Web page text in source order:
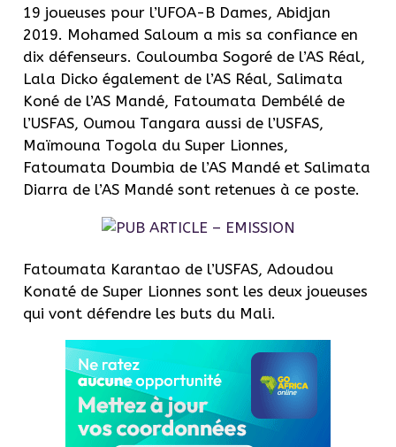
19 joueuses pour l’UFOA-B Dames, Abidjan
2019. Mohamed Saloum a mis sa confiance en
dix défenseurs. Couloumba Sogoré de l’AS Réal,
Lala Dicko également de l’AS Réal, Salimata
Koné de l’AS Mandé, Fatoumata Dembélé de
l’USFAS, Oumou Tangara aussi de l’USFAS,
Maïmouna Togola du Super Lionnes,
Fatoumata Doumbia de l’AS Mandé et Salimata
Diarra de l’AS Mandé sont retenues à ce poste.
Fatoumata Karantao de l’USFAS, Adoudou
Konaté de Super Lionnes sont les deux joueuses
qui vont défendre les buts du Mali.